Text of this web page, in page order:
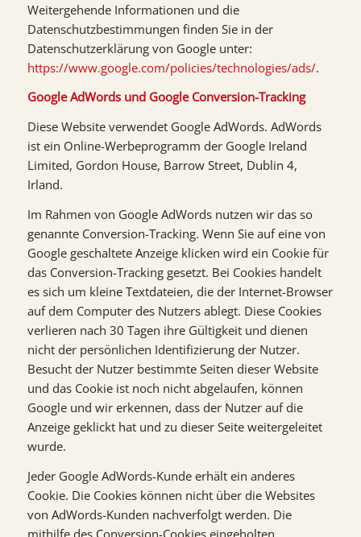
Weitergehende Informationen und die
Datenschutzbestimmungen finden Sie in der
Datenschutzerklärung von Google unter:
https://www.google.com/policies/technologies/ads/.
Google AdWords und Google Conversion-Tracking
Diese Website verwendet Google AdWords. AdWords
ist ein Online-Werbeprogramm der Google Ireland
Limited, Gordon House, Barrow Street, Dublin 4,
Irland.
Im Rahmen von Google AdWords nutzen wir das so
genannte Conversion-Tracking. Wenn Sie auf eine von
Google geschaltete Anzeige klicken wird ein Cookie für
das Conversion-Tracking gesetzt. Bei Cookies handelt
es sich um kleine Textdateien, die der Internet-Browser
auf dem Computer des Nutzers ablegt. Diese Cookies
verlieren nach 30 Tagen ihre Gültigkeit und dienen
nicht der persönlichen Identifizierung der Nutzer.
Besucht der Nutzer bestimmte Seiten dieser Website
und das Cookie ist noch nicht abgelaufen, können
Google und wir erkennen, dass der Nutzer auf die
Anzeige geklickt hat und zu dieser Seite weitergeleitet
wurde.
Jeder Google AdWords-Kunde erhält ein anderes
Cookie. Die Cookies können nicht über die Websites
von AdWords-Kunden nachverfolgt werden. Die
mithilfe des Conversion-Cookies eingeholten